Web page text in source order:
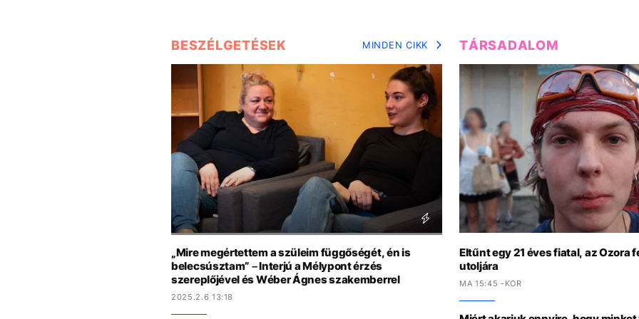
BESZÉLGETÉSEK MINDEN CIKK
„Mire megértettem a szüleim függőségét, én is
belecsúsztam” – Interjú a Mélypont érzés
szereplőjével és Wéber Ágnes szakemberrel
2025.2.6 13:18
TÁRSADALOM
Eltűnt egy 21 éves fiatal, az Ozora
utoljára
MA 15:45 -KOR